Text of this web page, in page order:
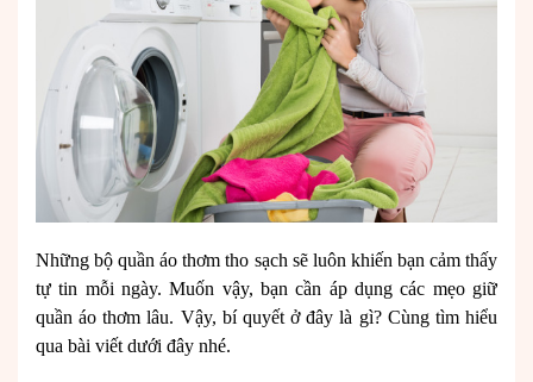
Những bộ quần áo thơm tho sạch sẽ luôn khiến bạn cảm thấy
tự tin mỗi ngày. Muốn vậy, bạn cần áp dụng các mẹo giữ
quần áo thơm lâu. Vậy, bí quyết ở đây là gì? Cùng tìm hiểu
qua bài viết dưới đây nhé.